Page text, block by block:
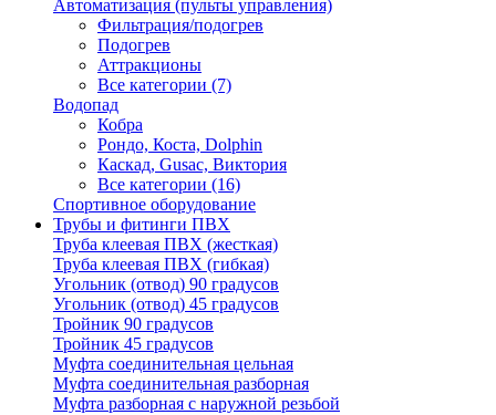
Автоматизация (пульты управления)
Фильтрация/подогрев
Подогрев
Аттракционы
Все категории (7)
Водопад
Кобра
Рондо, Коста, Dolphin
Каскад, Gusac, Виктория
Все категории (16)
Спортивное оборудование
Трубы и фитинги ПВХ
Труба клеевая ПВХ (жесткая)
Труба клеевая ПВХ (гибкая)
Угольник (отвод) 90 градусов
Угольник (отвод) 45 градусов
Тройник 90 градусов
Тройник 45 градусов
Муфта соединительная цельная
Муфта соединительная разборная
Муфта разборная с наружной резьбой